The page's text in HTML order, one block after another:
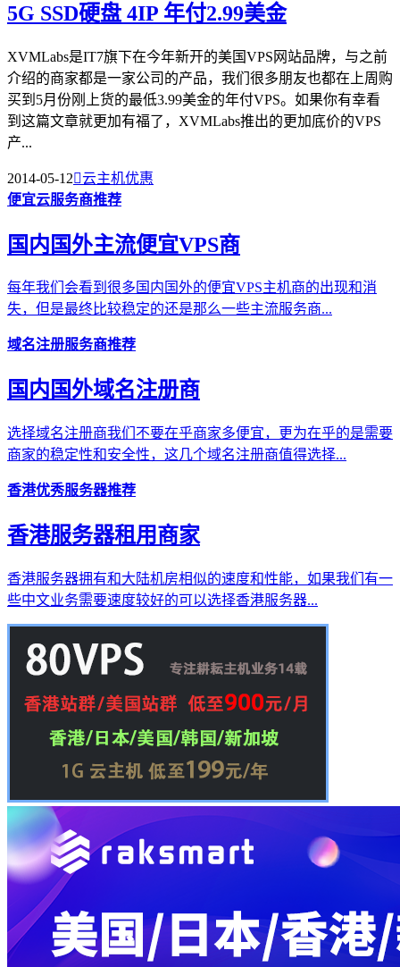
5G SSD硬盘 4IP 年付2.99美金
XVMLabs是IT7旗下在今年新开的美国VPS网站品牌，与之前
介绍的商家都是一家公司的产品，我们很多朋友也都在上周购
买到5月份刚上货的最低3.99美金的年付VPS。如果你有幸看
到这篇文章就更加有福了，XVMLabs推出的更加底价的VPS
产...
2014-05-12云主机优惠
便宜云服务商推荐
国内国外主流便宜VPS商
每年我们会看到很多国内国外的便宜VPS主机商的出现和消
失，但是最终比较稳定的还是那么一些主流服务商...
域名注册服务商推荐
国内国外域名注册商
选择域名注册商我们不要在乎商家多便宜，更为在乎的是需要
商家的稳定性和安全性，这几个域名注册商值得选择...
香港优秀服务器推荐
香港服务器租用商家
香港服务器拥有和大陆机房相似的速度和性能，如果我们有一
些中文业务需要速度较好的可以选择香港服务器...